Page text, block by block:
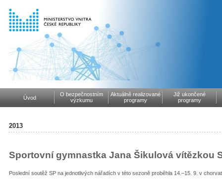
Úvod
O bezpečnostním
výzkumu
Aktuálně realizované
programy
Již ukončené
programy
2013
Sportovní gymnastka Jana Šikulová vítězkou
Poslední soutěž SP na jednotlivých nářadích v této sezoně proběhla 14.–15. 9. v